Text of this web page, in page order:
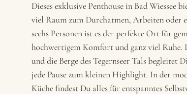
Dieses exklusive Penthouse in Bad Wiessee
viel Raum zum Durchatmen, Arbeiten oder
sechs Personen ist es der perfekte Ort für
hochwertigem Komfort und ganz viel Ruhe.
und die Berge des Tegernseer Tals begleitet
jede Pause zum kleinen Highlight. In der
Küche findest Du alles für entspanntes